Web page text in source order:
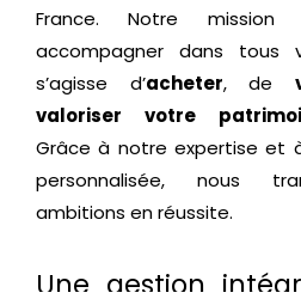
France. Notre
accompagner dans tous
s’agisse d’acheter, de
valoriser votre
Grâce à notre expertise et
personnalisée, nous
ambitions en réussite.
Une gestion